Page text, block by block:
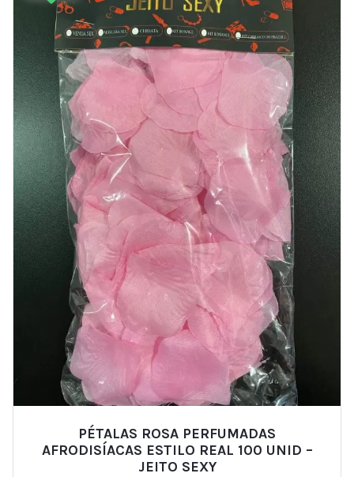
PÉTALAS ROSA PERFUMADAS
AFRODISÍACAS ESTILO REAL 100 UNID –
JEITO SEXY